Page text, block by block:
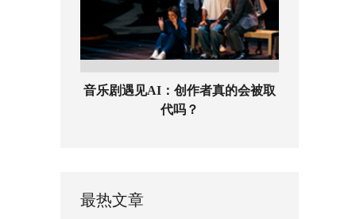
音乐剧遇见AI：创作者真的会被取
代吗？
最热文章